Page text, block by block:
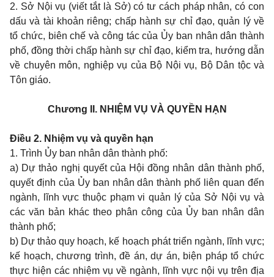
2. Sở Nội vụ (viết tắt là Sở) có tư cách pháp nhân, có con
dấu và tài khoản riêng; chấp hành sự chỉ đạo, quản lý về
tổ chức, biên chế và công tác của Ủy ban nhân dân thành
phố, đồng thời chấp hành sự chỉ đạo, kiểm tra, hướng dẫn
về chuyên môn, nghiệp vụ của Bộ Nội vụ, Bộ Dân tộc và
Tôn giáo.
Chương II. NHIỆM VỤ VÀ QUYỀN HẠN
Điều 2. Nhiệm vụ và quyền hạn
1. Trình Ủy ban nhân dân thành phố:
a) Dự thảo nghị quyết của Hội đồng nhân dân thành phố,
quyết định của Ủy ban nhân dân thành phố liên quan đến
ngành, lĩnh vực thuộc phạm vi quản lý của Sở Nội vụ và
các văn bản khác theo phân công của Ủy ban nhân dân
thành phố;
b) Dự thảo quy hoạch, kế hoạch phát triển ngành, lĩnh vực;
kế hoạch, chương trình, đề án, dự án, biện pháp tổ chức
thực hiện các nhiệm vụ về ngành, lĩnh vực nội vụ trên địa